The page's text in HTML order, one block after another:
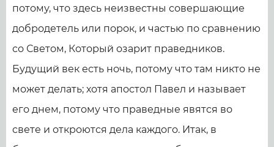
потому, что здесь неизвестны совершающие
добродетель или порок, и частью по сравнению
со Светом, Который озарит праведников.
Будущий век есть ночь, потому что там никто не
может делать; хотя апостол Павел и называет
его днем, потому что праведные явятся во
свете и откроются дела каждого. Итак, в